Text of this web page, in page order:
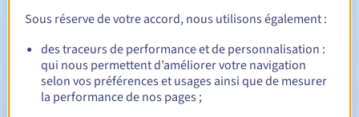
Période de rédemption 30 jours
Sous réserve de votre accord, nous utilisons également :
des traceurs de performance et de personnalisation :
qui nous permettent d’améliorer votre navigation
selon vos préférences et usages ainsi que de mesurer
la performance de nos pages ;